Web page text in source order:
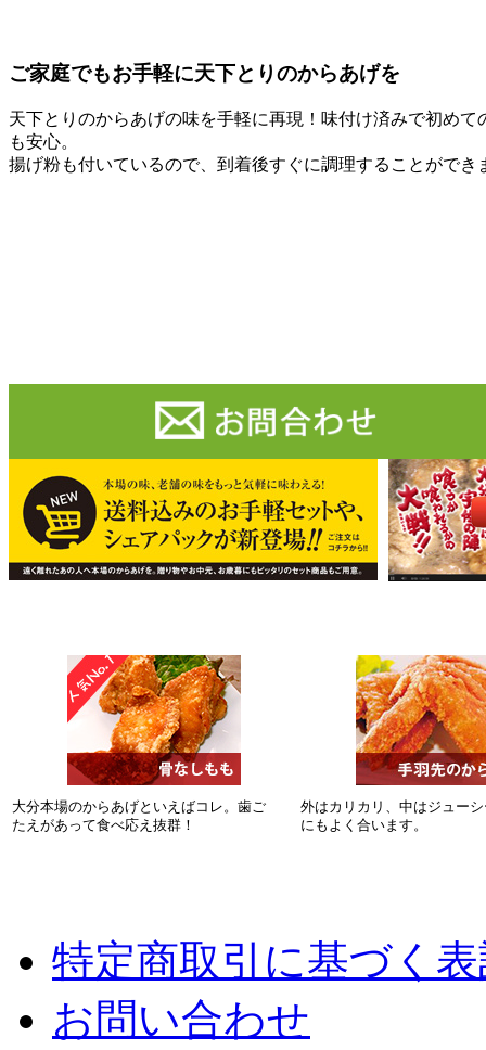
ご家庭でもお手軽に天下とりのからあげを
天下とりのからあげの味を手軽に再現！味付け済みで初めて
も安心。
揚げ粉も付いているので、到着後すぐに調理することができ
大分本場のからあげといえばコレ。歯ご
たえがあって食べ応え抜群！
外はカリカリ、中はジュー
にもよく合います。
特定商取引に基づく
お問い合わせ